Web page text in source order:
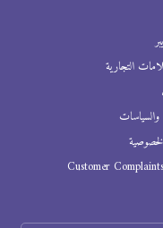
التجارية
Customer